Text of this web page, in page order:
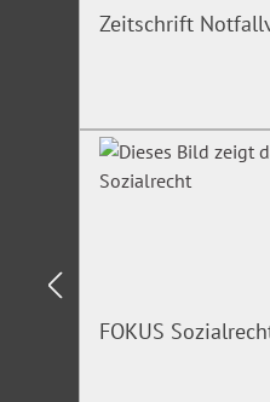
Zeitschrift
FOKUS